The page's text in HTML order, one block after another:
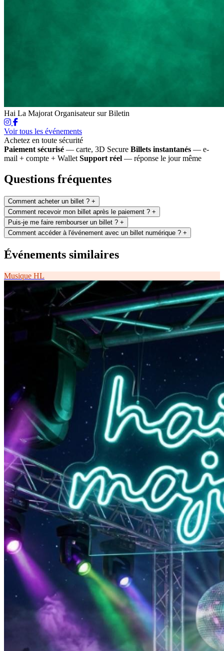
Hai La Majorat Organisateur sur Biletin
Voir tous les événements
Achetez en toute sécurité
Paiement sécurisé — carte, 3D Secure Billets instantanés — e-
mail + compte + Wallet Support réel — réponse le jour même
Questions fréquentes
Comment acheter un billet ? +
Comment recevoir mon billet après le paiement ? +
Puis-je me faire rembourser un billet ? +
Comment accéder à l'événement avec un billet numérique ? +
Événements similaires
Musique HL